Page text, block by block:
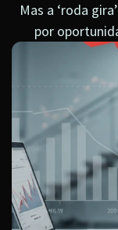
Mas a ‘roda
por